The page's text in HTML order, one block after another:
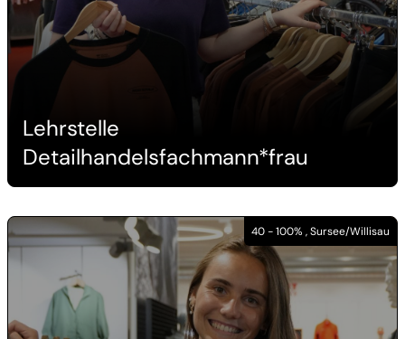
Lehrstelle
Detailhandelsfachmann*frau
40 - 100% , Sursee/Willisau